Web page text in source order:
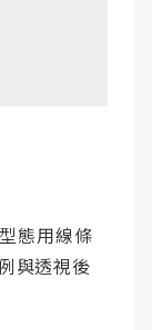
態用線條
與透視後